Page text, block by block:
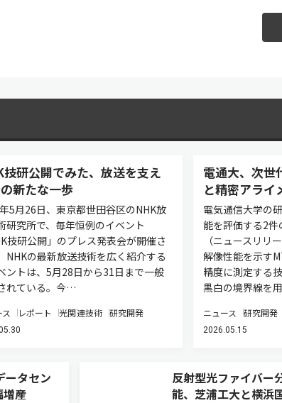
技研公開でみた、放送を支え
新たな一歩
5月26日、東京都世田谷区のNHK放
研究所で、毎年恒例のイベント
技研公開」のプレス発表会が開催さ
NHKの最新放送技術を広く紹介する
ントは、5月28日から31日まで一般
れている。今…
レポート 光関連技術 研究開発
電通大、次世
と精密アライ
電気通信大学の
能を評価する2
（ニュースリリ
解像性能を示す
精度に測定する
黒白の境界線を
ニュース 研究開発
2026.05.15
ータセン
増産
反射型光ファイバー
能、芝浦工大と横浜